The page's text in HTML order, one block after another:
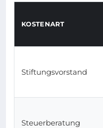
KOSTENART
Stiftungsvorstand
Steuerberatung